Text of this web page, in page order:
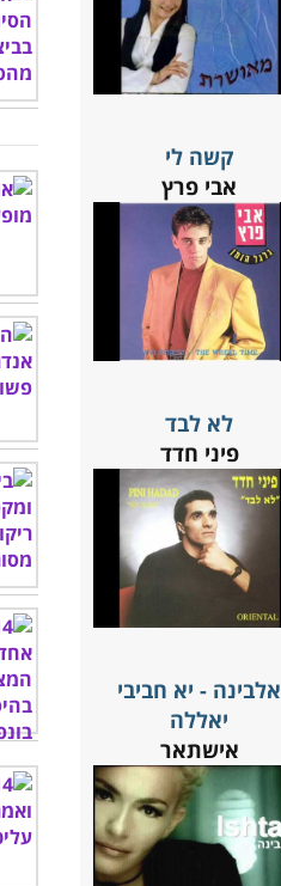
קשה לי
אבי פרץ
לא לבד
פיני חדד
אלבינה - יא חביבי
יאללה
אישתאר